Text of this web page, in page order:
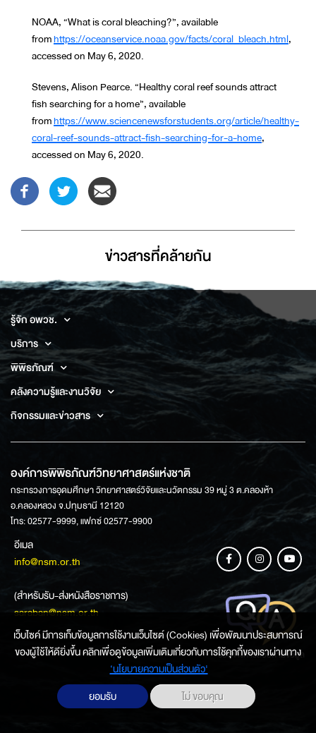
NOAA, “What is coral bleaching?”, available
fromhttps://oceanservice.noaa.gov/facts/coral_bleach.html,
accessed on May 6, 2020.
Stevens, Alison Pearce. “Healthy coral reef sounds attract
fish searching for a home”, available
fromhttps://www.sciencenewsforstudents.org/article/healthy-
coral-reef-sounds-attract-fish-searching-for-a-home,
accessed on May 6, 2020.
ข่าวสารที่่คล้ายกัน
รู้จัก อพวช.
บริการ
พิพิธภัณฑ์
คลังความรู้และงานวิจัย
กิจกรรมและข่าวสาร
องค์การพิพิธภัณฑ์วิทยาศาสตร์แห่งชาติ
กระทรวงการอุดมศึกษา วิทยาศาสตร์วิจัยและนวัตกรรม 39 หมู่ 3 ต.คลองห้า
อ.คลองหลวง จ.ปทุมธานี 12120
โทร: 02577-9999, แฟกซ์ 02577-9900
อีเมล
info@nsm.or.th
(สำหรับรับ-ส่งหนังสือราชการ)
saraban@nsm.or.th
ช่องทางการสอบถามข้อมูล
เว็บไซค์ มีการเก็บข้อมูลการใช้งานเว็บไซต์ (Cookies) เพื่อพัฒนาประสบการณ์
ของผู้ใช้ให้ดียิ่งขึ้น คลิกเพื่อดูข้อมูลเพิ่มเติมเกี่ยวกับการใช้คุกกี้ของเราผ่านทาง
‘นโยบายความเป็นส่วนตัว'
ยอมรับ
ไม่ ขอบคุณ